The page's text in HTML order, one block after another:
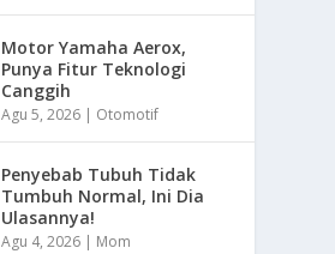
Motor Yamaha Aerox,
Punya Fitur Teknologi
Canggih
Agu 5, 2026 | Otomotif
Penyebab Tubuh Tidak
Tumbuh Normal, Ini Dia
Ulasannya!
Agu 4, 2026 | Mom